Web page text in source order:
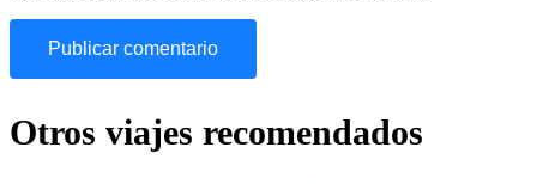
Otros viajes recomendados